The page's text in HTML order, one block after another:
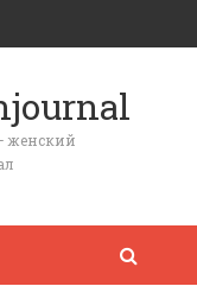
женский